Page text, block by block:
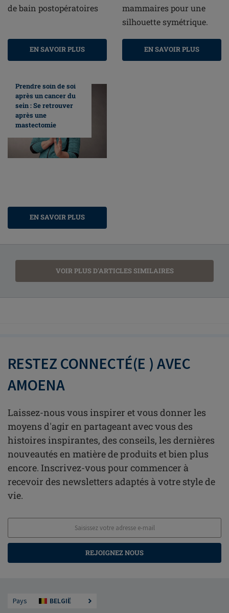
de bain postopératoires
EN SAVOIR PLUS
mammaires pour une
silhouette symétrique.
EN SAVOIR PLUS
Prendre soin de soi
après un cancer du
sein : Se retrouver
après une
mastectomie
EN SAVOIR PLUS
VOIR PLUS D'ARTICLES SIMILAIRES
RESTEZ CONNECTÉ(E ) AVEC
AMOENA
Laissez-nous vous inspirer et vous donner les
moyens d'agir en partageant avec vous des
histoires inspirantes, des conseils, les dernières
nouveautés en matière de produits et bien plus
encore. Inscrivez-vous pour commencer à
recevoir des newsletters adaptés à votre style de
vie.
REJOIGNEZ NOUS
Pays BELGIË